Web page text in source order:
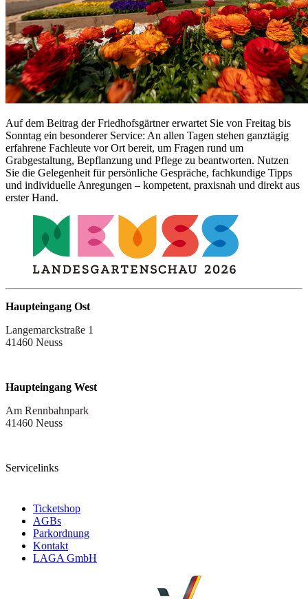
Auf dem Beitrag der Friedhofsgärtner erwartet Sie von Freitag bis
Sonntag ein besonderer Service: An allen Tagen stehen ganztägig
erfahrene Fachleute vor Ort bereit, um Fragen rund um
Grabgestaltung, Bepflanzung und Pflege zu beantworten. Nutzen
Sie die Gelegenheit für persönliche Gespräche, fachkundige Tipps
und individuelle Anregungen – kompetent, praxisnah und direkt aus
erster Hand.
Haupteingang Ost
Langemarckstraße 1
41460 Neuss
Haupteingang West
Am Rennbahnpark
41460 Neuss
Servicelinks
Ticketshop
AGBs
Parkordnung
Kontakt
LAGA GmbH